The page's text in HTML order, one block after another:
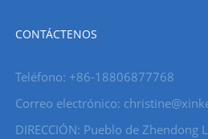
CONTÁCTENOS
Teléfono: +86-18806877768
Correo electrónico:
DIRECCIÓN: Pueblo de Zhendong